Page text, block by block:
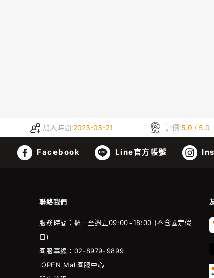
加入時間:2023-03-21 評價:5.0 / 5.0
Facebook Line官方帳號
聯絡我們
服務時間：週一至週五09:00~18:00 (不含國定假
日)
客服專線：02-8979-9899
iOPEN Mall客服中心